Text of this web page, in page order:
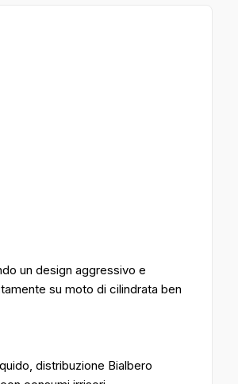
un design aggressivo e
su moto di cilindrata ben
distribuzione Bialbero